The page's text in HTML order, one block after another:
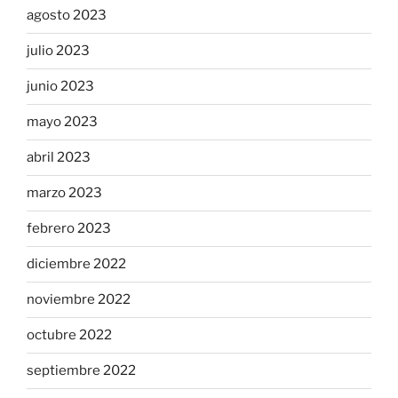
agosto 2023
julio 2023
junio 2023
mayo 2023
abril 2023
marzo 2023
febrero 2023
diciembre 2022
noviembre 2022
octubre 2022
septiembre 2022